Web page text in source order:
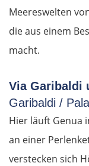
Meereswelten
die aus einem
macht.
Via Garibaldi
Garibaldi /
Hier läuft Genua
an einer
verstecken sich